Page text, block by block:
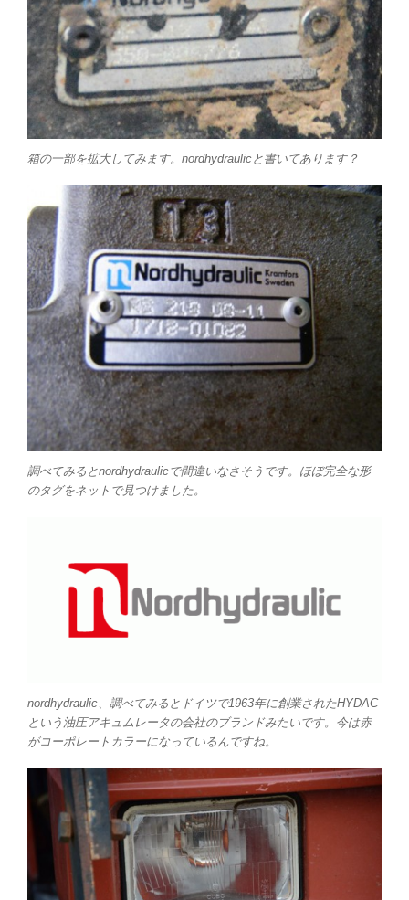
箱の一部を拡大してみます。nordhydraulicと書いてあります？
調べてみるとnordhydraulicで間違いなさそうです。ほぼ完全な形
のタグをネットで見つけました。
nordhydraulic、調べてみるとドイツで1963年に創業されたHYDAC
という油圧アキュムレータの会社のブランドみたいです。今は赤
がコーポレートカラーになっているんですね。